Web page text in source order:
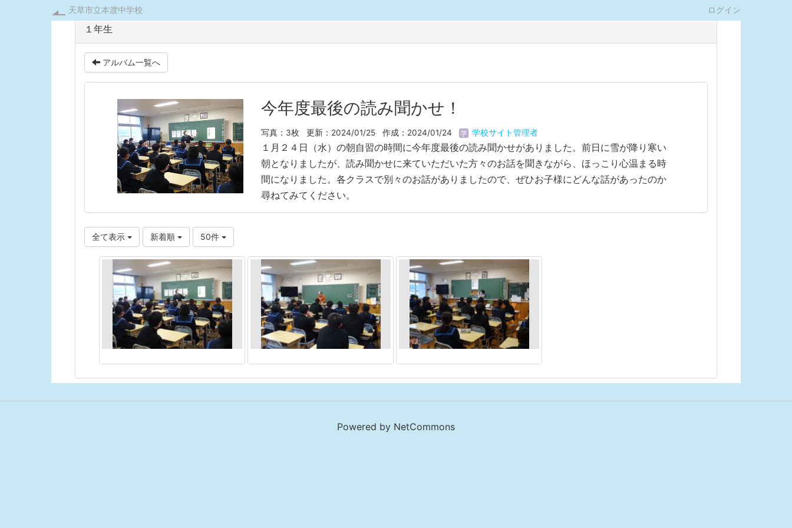
天草市立本渡中学校 ログイン
１年生
アルバム一覧へ
今年度最後の読み聞かせ！
写真：3枚 更新：2024/01/25 作成：2024/01/24 学校サイト管理者
１月２４日（水）の朝自習の時間に今年度最後の読み聞かせがありました。前日に雪が降り寒い
朝となりましたが、読み聞かせに来ていただいた方々のお話を聞きながら、ほっこり心温まる時
間になりました。各クラスで別々のお話がありましたので、ぜひお子様にどんな話があったのか
尋ねてみてください。
全て表示 新着順 50件
Powered by NetCommons